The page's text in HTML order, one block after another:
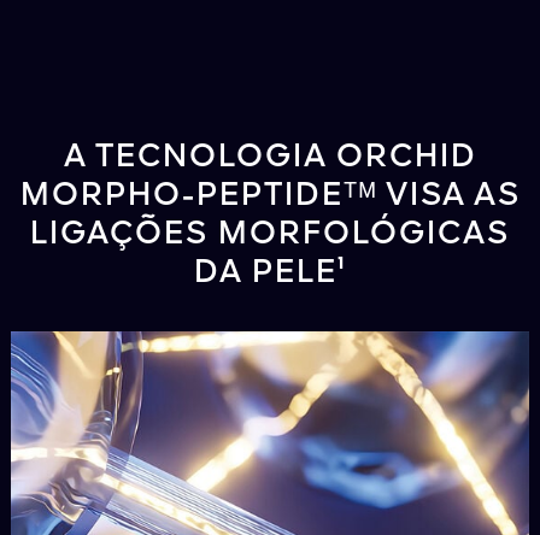
A TECNOLOGIA ORCHID
MORPHO-PEPTIDEᵀᴹ VISA AS
LIGAÇÕES MORFOLÓGICAS
DA PELE¹